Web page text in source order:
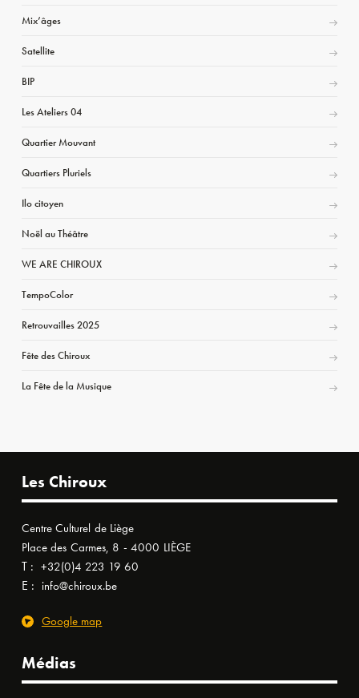
Mix’âges
Satellite
BIP
Les Ateliers 04
Quartier Mouvant
Quartiers Pluriels
Ilo citoyen
Noël au Théâtre
WE ARE CHIROUX
TempoColor
Retrouvailles 2025
Fête des Chiroux
La Fête de la Musique
Les Chiroux
Centre Culturel de Liège
Place des Carmes, 8 - 4000 LIÈGE
T : +32(0)4 223 19 60
E : info@chiroux.be
Google map
Médias